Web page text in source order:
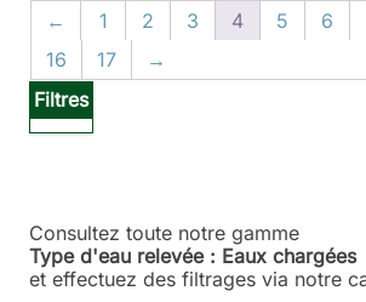
Filtres
← 1 2 3 4 5 6
16
17 →
Consultez toute notre gamme
Type d'eau relevée : Eaux chargées
et effectuez des filtrages via notre